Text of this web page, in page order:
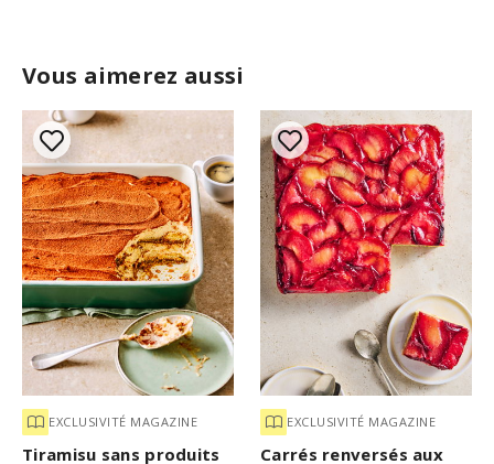
Vous aimerez aussi
EXCLUSIVITÉ MAGAZINE
Tiramisu sans produits
EXCLUSIVITÉ MAGAZINE
Carrés renversés aux